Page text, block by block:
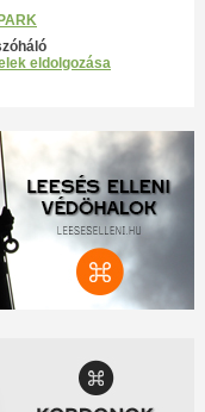
eldolgozása